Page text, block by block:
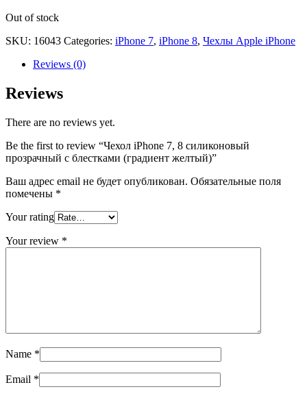
Out of stock
SKU: 16043 Categories: iPhone 7, iPhone 8, Чехлы Apple iPhone
Reviews (0)
Reviews
There are no reviews yet.
Be the first to review “Чехол iPhone 7, 8 силиконовый
прозрачный с блестками (градиент желтый)”
Ваш адрес email не будет опубликован. Обязательные поля
помечены *
Your rating
Your review *
Name *
Email *